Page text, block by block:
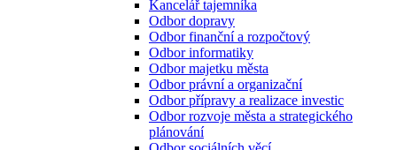
Kancelář tajemníka
Odbor dopravy
Odbor finanční a rozpočtový
Odbor informatiky
Odbor majetku města
Odbor právní a organizační
Odbor přípravy a realizace investic
Odbor rozvoje města a strategického
plánování